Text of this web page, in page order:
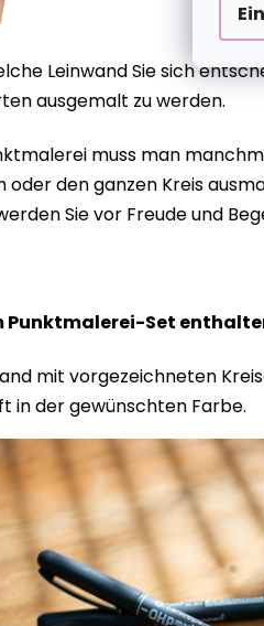
Leinwand Sie sich
ausgemalt zu werden.
muss man
oder den ganzen Kreis
Sie vor Freude und
Punktmalerei-Set
mit vorgezeichneten
in der gewünschten Farbe.